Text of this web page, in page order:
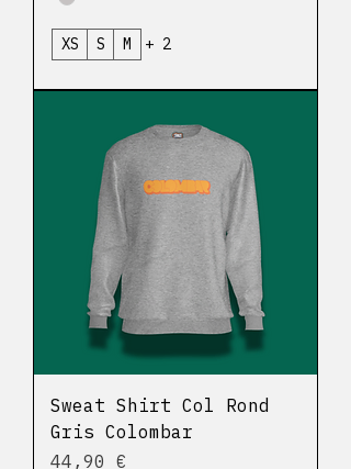
XS S M + 2
Sweat Shirt Col Rond
Gris Colombar
Prix
44,90 €